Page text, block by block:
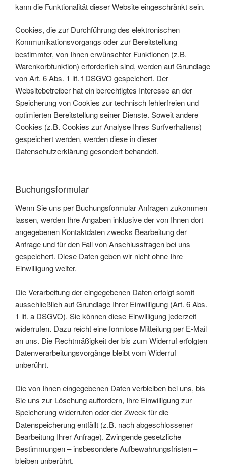
kann die Funktionalität dieser Website eingeschränkt sein.
Cookies, die zur Durchführung des elektronischen
Kommunikationsvorgangs oder zur Bereitstellung
bestimmter, von Ihnen erwünschter Funktionen (z.B.
Warenkorbfunktion) erforderlich sind, werden auf Grundlage
von Art. 6 Abs. 1 lit. f DSGVO gespeichert. Der
Websitebetreiber hat ein berechtigtes Interesse an der
Speicherung von Cookies zur technisch fehlerfreien und
optimierten Bereitstellung seiner Dienste. Soweit andere
Cookies (z.B. Cookies zur Analyse Ihres Surfverhaltens)
gespeichert werden, werden diese in dieser
Datenschutzerklärung gesondert behandelt.
Buchungsformular
Wenn Sie uns per Buchungsformular Anfragen zukommen
lassen, werden Ihre Angaben inklusive der von Ihnen dort
angegebenen Kontaktdaten zwecks Bearbeitung der
Anfrage und für den Fall von Anschlussfragen bei uns
gespeichert. Diese Daten geben wir nicht ohne Ihre
Einwilligung weiter.
Die Verarbeitung der eingegebenen Daten erfolgt somit
ausschließlich auf Grundlage Ihrer Einwilligung (Art. 6 Abs.
1 lit. a DSGVO). Sie können diese Einwilligung jederzeit
widerrufen. Dazu reicht eine formlose Mitteilung per E-Mail
an uns. Die Rechtmäßigkeit der bis zum Widerruf erfolgten
Datenverarbeitungsvorgänge bleibt vom Widerruf
unberührt.
Die von Ihnen eingegebenen Daten verbleiben bei uns, bis
Sie uns zur Löschung auffordern, Ihre Einwilligung zur
Speicherung widerrufen oder der Zweck für die
Datenspeicherung entfällt (z.B. nach abgeschlossener
Bearbeitung Ihrer Anfrage). Zwingende gesetzliche
Bestimmungen – insbesondere Aufbewahrungsfristen –
bleiben unberührt.